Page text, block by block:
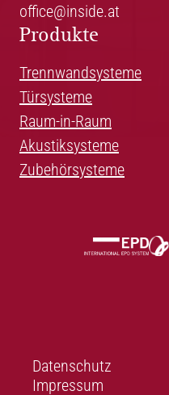
office@inside.at
Produkte
Trennwandsysteme
Türsysteme
Raum-in-Raum
Akustiksysteme
Zubehörsysteme
Datenschutz
Impressum